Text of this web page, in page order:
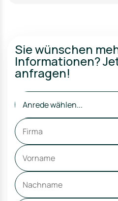
Sie wünschen
Informationen?
anfragen!
Anrede wählen...